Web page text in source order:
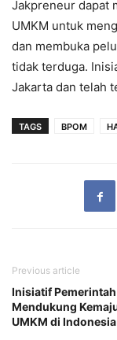
Jakpreneur dapat
UMKM untuk
dan membuka
tidak terduga.
Jakarta dan telah
TAGS BPOM
Previous article
Inisiatif
Mendukung
UMKM di Indonesia